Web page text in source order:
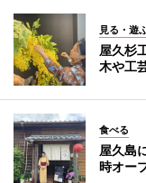
見る・遊
屋久杉
木や工
食べる
屋久島
時オー